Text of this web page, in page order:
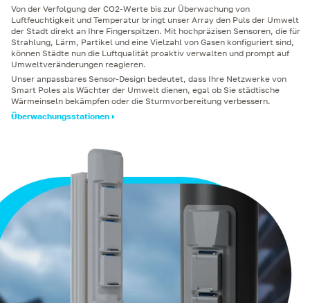
Von der Verfolgung der CO2-Werte bis zur Überwachung von
Luftfeuchtigkeit und Temperatur bringt unser Array den Puls der Umwelt
der Stadt direkt an Ihre Fingerspitzen. Mit hochpräzisen Sensoren, die für
Strahlung, Lärm, Partikel und eine Vielzahl von Gasen konfiguriert sind,
können Städte nun die Luftqualität proaktiv verwalten und prompt auf
Umweltveränderungen reagieren.
Unser anpassbares Sensor-Design bedeutet, dass Ihre Netzwerke von
Smart Poles als Wächter der Umwelt dienen, egal ob Sie städtische
Wärmeinseln bekämpfen oder die Sturmvorbereitung verbessern.
Überwachungsstationen